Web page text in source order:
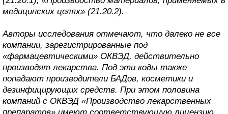
медицинских целях» (21.20.2).
Авторы исследования отмечают, что далеко не все
компании, зарегистрированные под
«фармацевтическими» ОКВЭД, действительно
производят лекарства. Под эти коды также
попадают производители БАДов, косметики и
дезинфицирующих средств. При этом половина
компаний с ОКВЭД «Производство лекарственных